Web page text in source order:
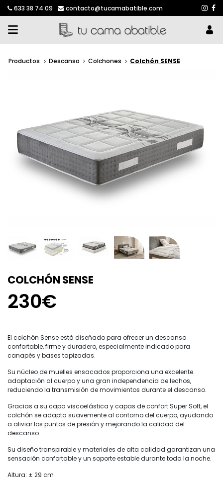
633 38 74 09 contacto@tucamabatible.com
Productos Descanso Colchones Colchón SENSE
COLCHÓN SENSE
230€
El colchón Sense está diseñado para ofrecer un descanso
confortable, firme y duradero, especialmente indicado para
canapés y bases tapizadas.
Su núcleo de muelles ensacados proporciona una excelente
adaptación al cuerpo y una gran independencia de lechos,
reduciendo la transmisión de movimientos durante el descanso.
Gracias a su capa viscoelástica y capas de confort Super Soft, el
colchón se adapta suavemente al contorno del cuerpo, ayudando
a aliviar los puntos de presión y mejorando la calidad del
descanso.
Su diseño transpirable y materiales de alta calidad garantizan una
sensación confortable y un soporte estable durante toda la noche.
Altura: ± 29 cm